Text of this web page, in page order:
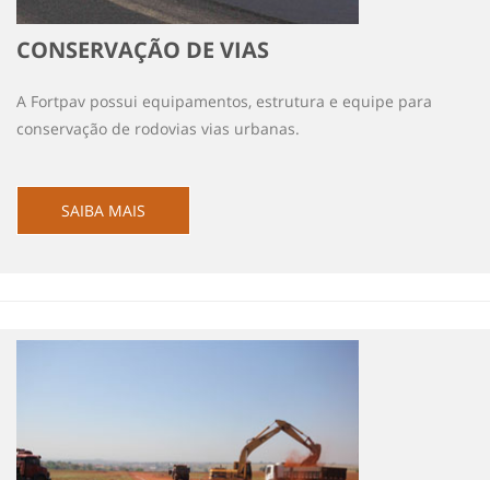
CONSERVAÇÃO DE VIAS
A Fortpav possui equipamentos, estrutura e equipe para
conservação de rodovias vias urbanas.
SAIBA MAIS